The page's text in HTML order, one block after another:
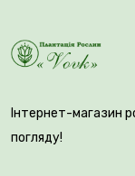
мучнистой росе
заморозков.
Інтернет-магазин
погляду!